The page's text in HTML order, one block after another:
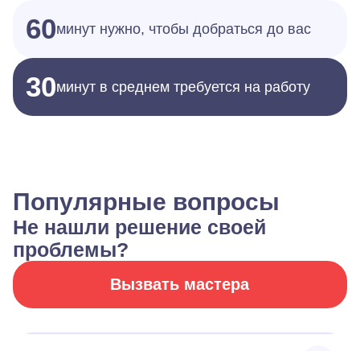
60минут нужно, чтобы добраться до вас
30минут в среднем требуется на работу
Популярные вопросы
Не нашли решение своей
проблемы?
Вызвать мастера